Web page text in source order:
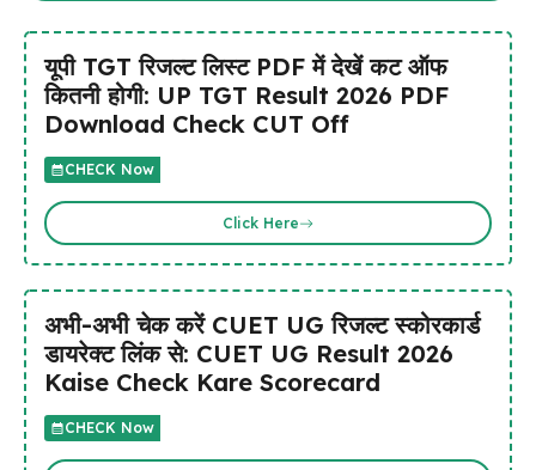
यूपी TGT रिजल्ट लिस्ट PDF में देखें कट ऑफ
कितनी होगी: UP TGT Result 2026 PDF
Download Check CUT Off
CHECK Now
Click Here
अभी-अभी चेक करें CUET UG रिजल्ट स्कोरकार्ड
डायरेक्ट लिंक से: CUET UG Result 2026
Kaise Check Kare Scorecard
CHECK Now